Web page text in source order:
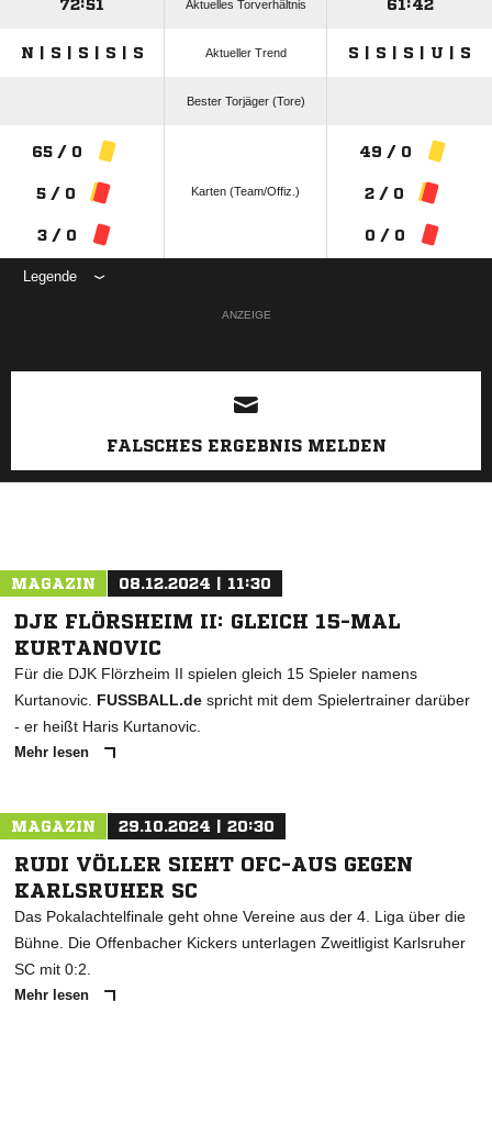
72:51 Aktuelles Torverhältnis 61:42
N | S | S | S | S Aktueller Trend S | S | S | U | S
Bester Torjäger (Tore)
65 / 0
5 / 0
3 / 0
Karten (Team/Offiz.)
49 / 0
2 / 0
0 / 0
Legende
ANZEIGE
FALSCHES ERGEBNIS MELDEN
MAGAZIN 08.12.2024 | 11:30
DJK FLÖRSHEIM II: GLEICH 15-MAL
KURTANOVIC
Für die DJK Flörzheim II spielen gleich 15 Spieler namens
Kurtanovic. FUSSBALL.de spricht mit dem Spielertrainer darüber
- er heißt Haris Kurtanovic.
Mehr lesen
MAGAZIN 29.10.2024 | 20:30
RUDI VÖLLER SIEHT OFC-AUS GEGEN
KARLSRUHER SC
Das Pokalachtelfinale geht ohne Vereine aus der 4. Liga über die
Bühne. Die Offenbacher Kickers unterlagen Zweitligist Karlsruher
SC mit 0:2.
Mehr lesen